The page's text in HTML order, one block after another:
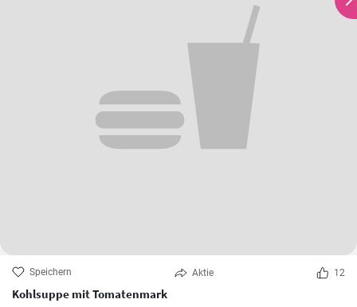
Speichern Aktie 12
Kohlsuppe mit Tomatenmark